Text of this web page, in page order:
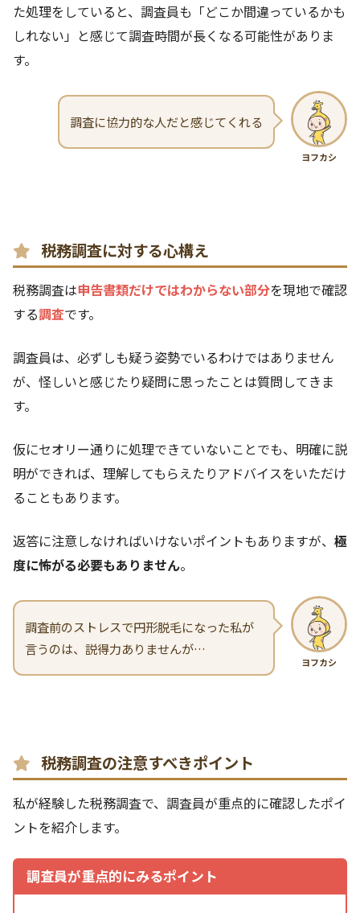
た処理をしていると、調査員も「どこか間違っているかも
しれない」と感じて調査時間が長くなる可能性がありま
す。
ヨフカシ
調査に協力的な人だと感じてくれる
税務調査に対する心構え
税務調査は申告書類だけではわからない部分を現地で確認
する調査です。
調査員は、必ずしも疑う姿勢でいるわけではありません
が、怪しいと感じたり疑問に思ったことは質問してきま
す。
仮にセオリー通りに処理できていないことでも、明確に説
明ができれば、理解してもらえたりアドバイスをいただけ
ることもあります。
返答に注意しなければいけないポイントもありますが、 極
度に怖がる必要もありません。
ヨフカシ
調査前のストレスで円形脱毛になった私が
言うのは、説得力ありませんが…
税務調査の注意すべきポイント
私が経験した税務調査で、調査員が重点的に確認したポイ
ントを紹介します。
調査員が重点的にみるポイント